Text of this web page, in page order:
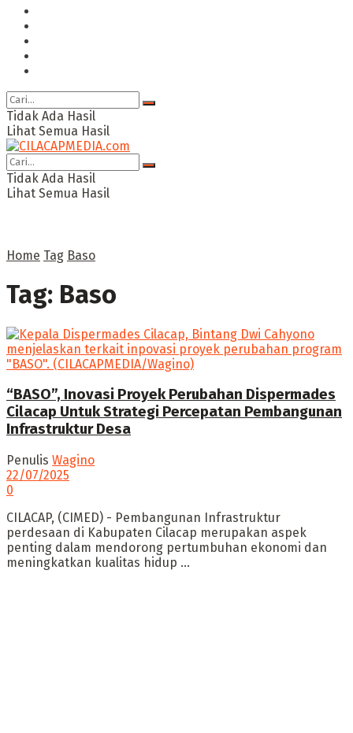
Tidak Ada Hasil
Lihat Semua Hasil
Tidak Ada Hasil
Lihat Semua Hasil
Home Tag Baso
Tag: Baso
“BASO”, Inovasi Proyek Perubahan Dispermades
Cilacap Untuk Strategi Percepatan Pembangunan
Infrastruktur Desa
Penulis Wagino
22/07/2025
0
CILACAP, (CIMED) - Pembangunan Infrastruktur
perdesaan di Kabupaten Cilacap merupakan aspek
penting dalam mendorong pertumbuhan ekonomi dan
meningkatkan kualitas hidup ...